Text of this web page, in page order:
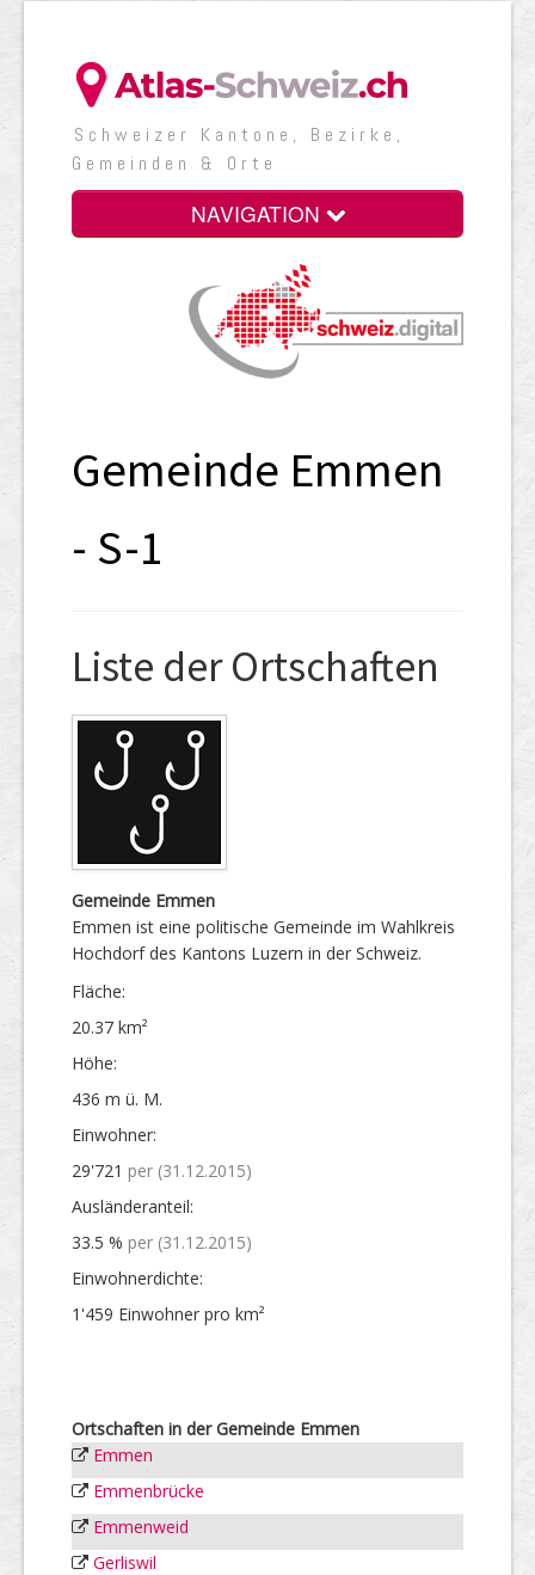
Schweizer Kantone, Bezirke,
Gemeinden & Orte
NAVIGATION
Gemeinde Emmen
- S-1
Liste der Ortschaften
Gemeinde Emmen
Emmen ist eine politische Gemeinde im Wahlkreis
Hochdorf des Kantons Luzern in der Schweiz.
Fläche:
20.37 km²
Höhe:
436 m ü. M.
Einwohner:
29'721 per (31.12.2015)
Ausländer­anteil:
33.5 % per (31.12.2015)
Einwohner­dichte:
1'459 Einwohner pro km²
Ortschaften in der Gemeinde Emmen
Emmen
Emmenbrücke
Emmenweid
Gerliswil